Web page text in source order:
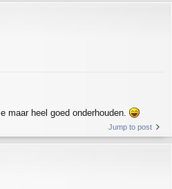
maar heel goed onderhouden.
Jump to post